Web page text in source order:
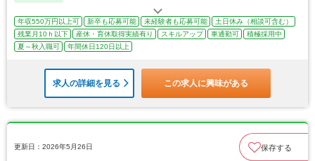
年収550万円以上可 新卒も応募可能 未経験者も応募可能
土日休み（相談可含む）
残業月10ｈ以下
産休・育休取得実績有り スキルアップ 車通勤可
積極採用中
夏～秋入職可
年間休日120日以上
求人の詳細を見る この求人に興味がある
更新日：2026年5月26日 保存する